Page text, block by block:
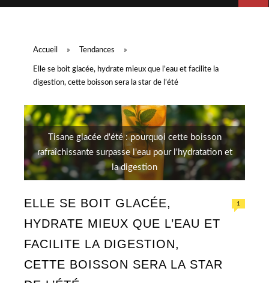
s
Accueil » Tendances »
Elle se boit glacée, hydrate mieux que l’eau et facilite la
digestion, cette boisson sera la star de l’été
Tisane glacée d'été : pourquoi cette boisson
rafraîchissante surpasse l'eau pour l'hydratation et
la digestion
ELLE SE BOIT GLACÉE,
HYDRATE MIEUX QUE L’EAU ET
FACILITE LA DIGESTION,
CETTE BOISSON SERA LA STAR
1